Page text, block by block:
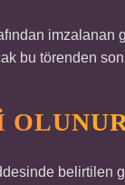
imzalanan
bu törenden
belirtilen